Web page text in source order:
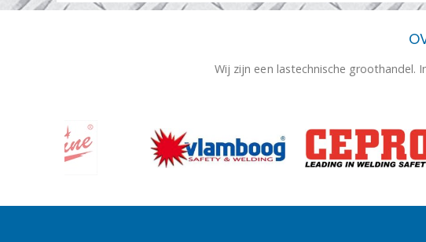
Wij zijn een lastechnische groothandel.